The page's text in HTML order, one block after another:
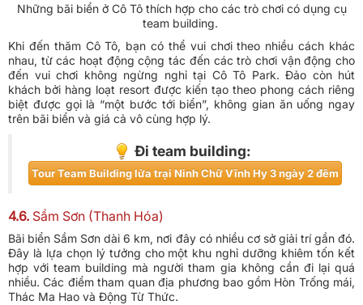
Những bãi biển ở Cô Tô thích hợp cho các trò chơi có dụng cụ
team building.
Khi đến thăm Cô Tô, bạn có thể vui chơi theo nhiều cách khác
nhau, từ các hoạt động cộng tác đến các trò chơi vận động cho
đến vui chơi không ngừng nghỉ tại Cô Tô Park. Đảo còn hút
khách bởi hàng loạt resort được kiến tạo theo phong cách riêng
biệt được gọi là “một bước tới biển”, không gian ăn uống ngay
trên bãi biển và giá cả vô cùng hợp lý.
Đi team building:
Tour Team Building lửa trại Ninh Chữ Vĩnh Hy 3 ngày 2 đêm
4.6. Sầm Sơn (Thanh Hóa)
Bãi biển Sầm Sơn dài 6 km, nơi đây có nhiều cơ sở giải trí gần đó.
Đây là lựa chọn lý tưởng cho một khu nghỉ dưỡng khiêm tốn kết
hợp với team building mà người tham gia không cần đi lại quá
nhiều. Các điểm tham quan địa phương bao gồm Hòn Trống mái,
Thác Ma Hao và Động Từ Thức.